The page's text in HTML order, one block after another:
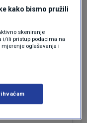
je njihov
izvan države.
banci i
mogućnost
i kad nije
Odgovor
kako bismo pružili
skeniranje
i/ili pristup podacima na
oglašavanja i